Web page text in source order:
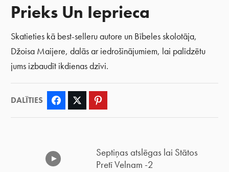
Prieks Un Ieprieca
Skatieties kā best-selleru autore un Bībeles skolotāja,
Džoisa Maijere, dalās ar iedrošinājumiem, lai palīdzētu
jums izbaudīt ikdienas dzīvi.
DALĪTIES Facebook Twitter
Septiņas atslēgas lai Stātos
Pretī Velnam -2